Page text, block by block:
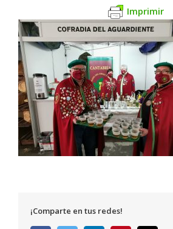
Imprimir
¡Comparte en tus redes!